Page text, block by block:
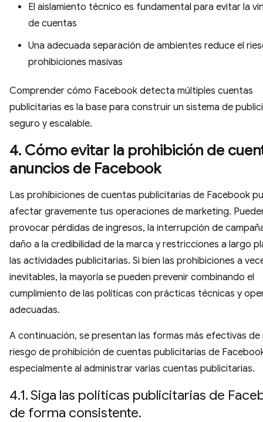
El aislamiento técnico es fundamental para evitar la
de cuentas
Una adecuada separación de ambientes reduce el
prohibiciones masivas
Comprender cómo Facebook detecta múltiples cuentas
publicitarias es la base para construir un sistema de
seguro y escalable.
4. Cómo evitar la prohibición de
anuncios de Facebook
Las prohibiciones de cuentas publicitarias de Facebook
afectar gravemente tus operaciones de marketing.
provocar pérdidas de ingresos, la interrupción de
daño a la credibilidad de la marca y restricciones a largo
las actividades publicitarias. Si bien las prohibiciones a
inevitables, la mayoría se pueden prevenir combinando el
cumplimiento de las políticas con prácticas técnicas y
adecuadas.
A continuación, se presentan las formas más efectivas de
riesgo de prohibición de cuentas publicitarias de
especialmente al administrar varias cuentas publicitarias.
4.1. Siga las políticas publicitarias de
de forma consistente.